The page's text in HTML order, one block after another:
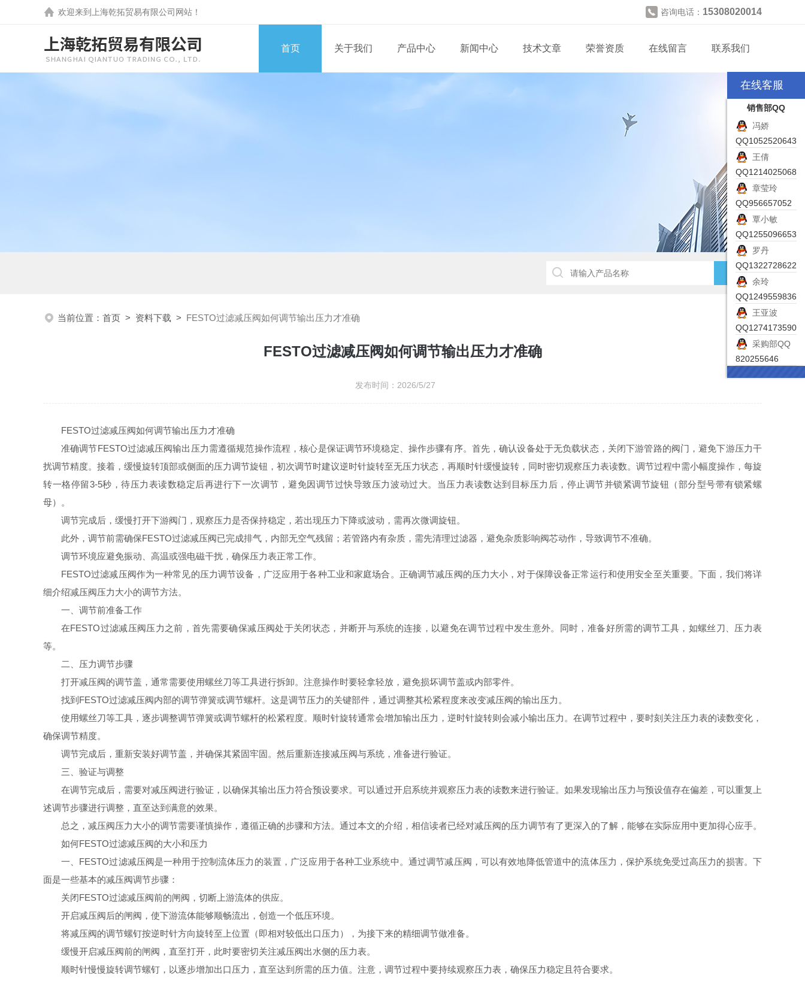
欢迎来到 上海乾拓贸易有限公司 网站！ 咨询电话： 15308020014
首页 关于我们 产品中心 新闻中心 技术文章 荣誉资质 在线留言 联系我们
当前位置： 首页 > 资料下载 > FESTO过滤减压阀如何调节输出压力才准确
FESTO过滤减压阀如何调节输出压力才准确
发布时间：2026/5/27
FESTO过滤减压阀如何调节输出压力才准确
准确调节FESTO过滤减压阀输出压力需遵循规范操作流程，核心是保证调节环境稳定、操作步骤有序。首先，确认设备处于无负载状态，关闭下游管路的阀门，避免下游压力干
扰调节精度。接着，缓慢旋转顶部或侧面的压力调节旋钮，初次调节时建议逆时针旋转至无压力状态，再顺时针缓慢旋转，同时密切观察压力表读数。调节过程中需小幅度操作，每旋
转一格停留3-5秒，待压力表读数稳定后再进行下一次调节，避免因调节过快导致压力波动过大。当压力表读数达到目标压力后，停止调节并锁紧调节旋钮（部分型号带有锁紧螺
母）。
调节完成后，缓慢打开下游阀门，观察压力是否保持稳定，若出现压力下降或波动，需再次微调旋钮。
此外，调节前需确保FESTO过滤减压阀已完成排气，内部无空气残留；若管路内有杂质，需先清理过滤器，避免杂质影响阀芯动作，导致调节不准确。
调节环境应避免振动、高温或强电磁干扰，确保压力表正常工作。
FESTO过滤减压阀作为一种常见的压力调节设备，广泛应用于各种工业和家庭场合。正确调节减压阀的压力大小，对于保障设备正常运行和使用安全至关重要。下面，我们将详
细介绍减压阀压力大小的调节方法。
一、调节前准备工作
在FESTO过滤减压阀压力之前，首先需要确保减压阀处于关闭状态，并断开与系统的连接，以避免在调节过程中发生意外。同时，准备好所需的调节工具，如螺丝刀、压力表
等。
二、压力调节步骤
打开减压阀的调节盖，通常需要使用螺丝刀等工具进行拆卸。注意操作时要轻拿轻放，避免损坏调节盖或内部零件。
找到FESTO过滤减压阀内部的调节弹簧或调节螺杆。这是调节压力的关键部件，通过调整其松紧程度来改变减压阀的输出压力。
使用螺丝刀等工具，逐步调整调节弹簧或调节螺杆的松紧程度。顺时针旋转通常会增加输出压力，逆时针旋转则会减小输出压力。在调节过程中，要时刻关注压力表的读数变化，
确保调节精度。
调节完成后，重新安装好调节盖，并确保其紧固牢固。然后重新连接减压阀与系统，准备进行验证。
三、验证与调整
在调节完成后，需要对减压阀进行验证，以确保其输出压力符合预设要求。可以通过开启系统并观察压力表的读数来进行验证。如果发现输出压力与预设值存在偏差，可以重复上
述调节步骤进行调整，直至达到满意的效果。
总之，减压阀压力大小的调节需要谨慎操作，遵循正确的步骤和方法。通过本文的介绍，相信读者已经对减压阀的压力调节有了更深入的了解，能够在实际应用中更加得心应手。
如何FESTO过滤减压阀的大小和压力
一、FESTO过滤减压阀是一种用于控制流体压力的装置，广泛应用于各种工业系统中。通过调节减压阀，可以有效地降低管道中的流体压力，保护系统免受过高压力的损害。下
面是一些基本的减压阀调节步骤：
关闭FESTO过滤减压阀前的闸阀，切断上游流体的供应。
开启减压阀后的闸阀，使下游流体能够顺畅流出，创造一个低压环境。
将减压阀的调节螺钉按逆时针方向旋转至上位置（即相对较低出口压力），为接下来的精细调节做准备。
缓慢开启减压阀前的闸阀，直至打开，此时要密切关注减压阀出水侧的压力表。
顺时针慢慢旋转调节螺钉，以逐步增加出口压力，直至达到所需的压力值。注意，调节过程中要持续观察压力表，确保压力稳定且符合要求。
在线客服
销售部QQ
冯娇
QQ1052520643
王倩
QQ1214025068
章莹玲
QQ956657052
覃小敏
QQ1255096653
罗丹
QQ1322728622
余玲
QQ1249559836
王亚波
QQ1274173590
采购部QQ
820255646